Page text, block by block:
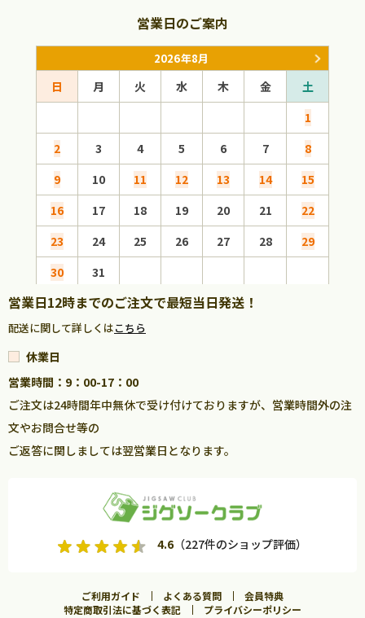
営業日のご案内
2026年8月
日 月 火 水 木 金
土
1
2
3 4 5 6 7
8
9
10 11 12 13 14
15
16
17 18 19 20 21
22
23
24 25 26 27 28
29
30
31
営業日12時までのご注文で最短当日発送！
配送に関して詳しくはこちら
休業日
営業時間：9：00-17：00
ご注文は24時間年中無休で受け付けておりますが、営業時間外の注
文やお問合せ等の
ご返答に関しましては翌営業日となります。
4.6（227件のショップ評価）
ご利用ガイド よくある質問
会員特典
特定商取引法に基づく表記
プライバシーポリシー